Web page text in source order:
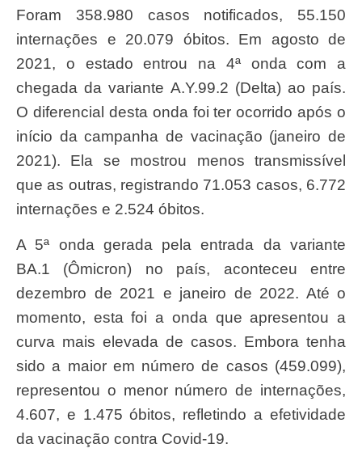
Foram 358.980 casos notificados, 55.150
internações e 20.079 óbitos. Em agosto de
2021, o estado entrou na 4ª onda com a
chegada da variante A.Y.99.2 (Delta) ao país.
O diferencial desta onda foi ter ocorrido após o
início da campanha de vacinação (janeiro de
2021). Ela se mostrou menos transmissível
que as outras, registrando 71.053 casos, 6.772
internações e 2.524 óbitos.
A 5ª onda gerada pela entrada da variante
BA.1 (Ômicron) no país, aconteceu entre
dezembro de 2021 e janeiro de 2022. Até o
momento, esta foi a onda que apresentou a
curva mais elevada de casos. Embora tenha
sido a maior em número de casos (459.099),
representou o menor número de internações,
4.607, e 1.475 óbitos, refletindo a efetividade
da vacinação contra Covid-19.